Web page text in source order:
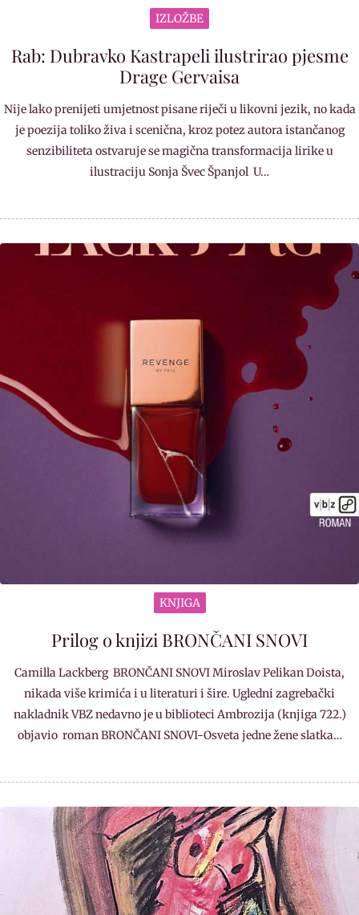
IZLOŽBE
Rab: Dubravko Kastrapeli ilustrirao pjesme
Drage Gervaisa
Nije lako prenijeti umjetnost pisane riječi u likovni jezik, no kada
je poezija toliko živa i scenična, kroz potez autora istančanog
senzibiliteta ostvaruje se magična transformacija lirike u
ilustraciju Sonja Švec Španjol U…
KNJIGA
Prilog o knjizi BRONČANI SNOVI
Camilla Lackberg BRONČANI SNOVI Miroslav Pelikan Doista,
nikada više krimića i u literaturi i šire. Ugledni zagrebački
nakladnik VBZ nedavno je u biblioteci Ambrozija (knjiga 722.)
objavio roman BRONČANI SNOVI-Osveta jedne žene slatka…